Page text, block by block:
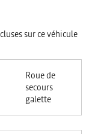
sur ce véhicule
Roue de
secours
galette